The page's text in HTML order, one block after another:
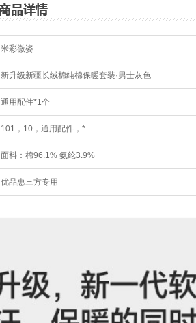
米彩微姿
新升级新疆长绒棉纯棉保暖套装·男士灰色
通用配件*1个
101，10，通用配件，*
面料：棉96.1% 氨纶3.9%
优品惠三方专用